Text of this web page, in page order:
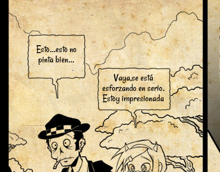
Esto...esto no
pinta bien...
Vaya,se está
esforzando en serio.
Estoy impresionada